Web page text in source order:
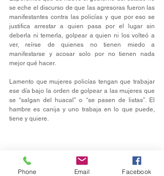
se eche el discurso de que las agresoras fueron las
manifestantes contra las policías y que por eso se
justifica arrestar a quien pasa por el lugar sin
deberla ni temerla, golpear a quien ni los volteó a
ver, reírse de quienes no tienen miedo a
manifestarse y acosar solo por no tienen nada
mejor qué hacer.
Lamento que mujeres policías tengan que trabajar
ese día bajo la orden de golpear a las mujeres que
se “salgan del huacal” o “se pasen de listas”. El
hambre es canija y uno trabaja en lo que puede,
tiene y quiere.
Phone Email Facebook